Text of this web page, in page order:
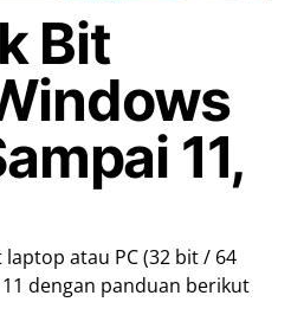
Bit
11,
atau PC (32 bit / 64
dengan panduan berikut